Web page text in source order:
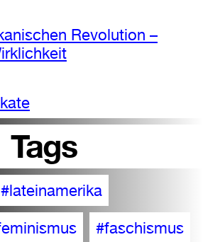
Revolution –
Tags
#lateinamerika
#faschismus